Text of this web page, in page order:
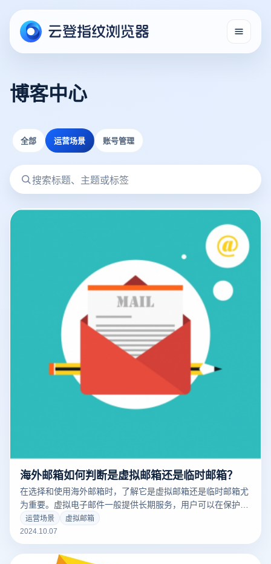
博客中心
全部 运营场景 账号管理
海外邮箱如何判断是虚拟邮箱还是临时邮箱？
在选择和使用海外邮箱时，了解它是虚拟邮箱还是临时邮箱尤
为重要。虚拟电子邮件一般提供长期服务，用户可以在保护用
户真实电子邮件地址的同时接收和发送电子邮件。临时电子邮
件用于短期目的，通常具有较短的有效期，专门设计用于接收
一次性电子邮件，如注册确定或验证码。通过查看电子邮件的
域名、注册要求、使用寿命和功能特征，可以有效判断电子邮
运营场景
虚拟邮箱
2024.10.07